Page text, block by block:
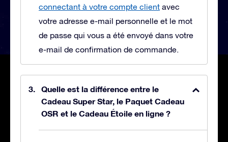
connectant à votre compte client avec
votre adresse e-mail personnelle et le mot
de passe qui vous a été envoyé dans votre
e-mail de confirmation de commande.
Quelle est la différence entre le
Cadeau Super Star, le Paquet Cadeau
OSR et le Cadeau Étoile en ligne ?